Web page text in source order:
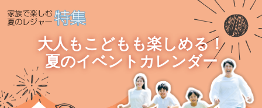
大人もこどもも楽しめる！
夏のイベントカレンダー